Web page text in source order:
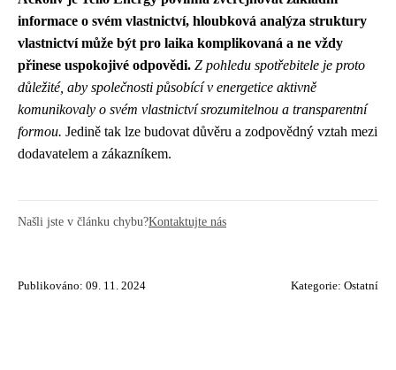
informace o svém vlastnictví, hloubková analýza struktury
vlastnictví může být pro laika komplikovaná a ne vždy
přinese uspokojivé odpovědi. Z pohledu spotřebitele je proto
důležité, aby společnosti působící v energetice aktivně
komunikovaly o svém vlastnictví srozumitelnou a transparentní
formou. Jedině tak lze budovat důvěru a zodpovědný vztah mezi
dodavatelem a zákazníkem.
Našli jste v článku chybu?Kontaktujte nás
Publikováno: 09. 11. 2024 Kategorie: Ostatní